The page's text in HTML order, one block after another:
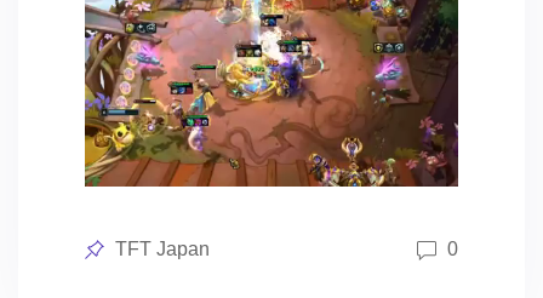
Posted
TFT Japan 0